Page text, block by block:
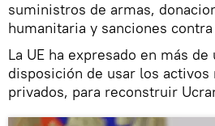
suministros de armas,
humanitaria y sanciones
La UE ha expresado en más de
disposición de usar los
privados, para reconstruir